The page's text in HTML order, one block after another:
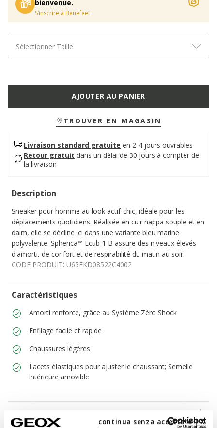
continua senza accettare | X
bienvenue.
S’inscrire à Benefeet
Sélectionner Taille
AJOUTER AU PANIER
TROUVER EN MAGASIN
Livraison standard gratuite en 2-4 jours ouvrables
Retour gratuit dans un délai de 30 jours à compter de
la livraison
Description
Sneaker pour homme au look actif-chic, idéale pour les
déplacements quotidiens. Réalisée en cuir nappa souple et en
daim, elle se décline ici dans une variante bleu marine
polyvalente. Spherica™ Ecub-1 B assure des niveaux élevés
d'amorti, de confort et de respirabilité du matin au soir.
CODE PRODUIT: U65EKD08522C4002
Caractéristiques
Amorti renforcé, grâce au Système Zéro Shock
Enfilage facile et rapide
Chaussures légères
Lacets élastiques pour ajuster le chaussant; Semelle
intérieure amovible